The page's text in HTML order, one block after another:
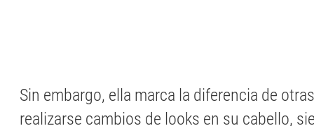
Sin embargo, ella marca la diferencia de
realizarse cambios de looks en su cabello,